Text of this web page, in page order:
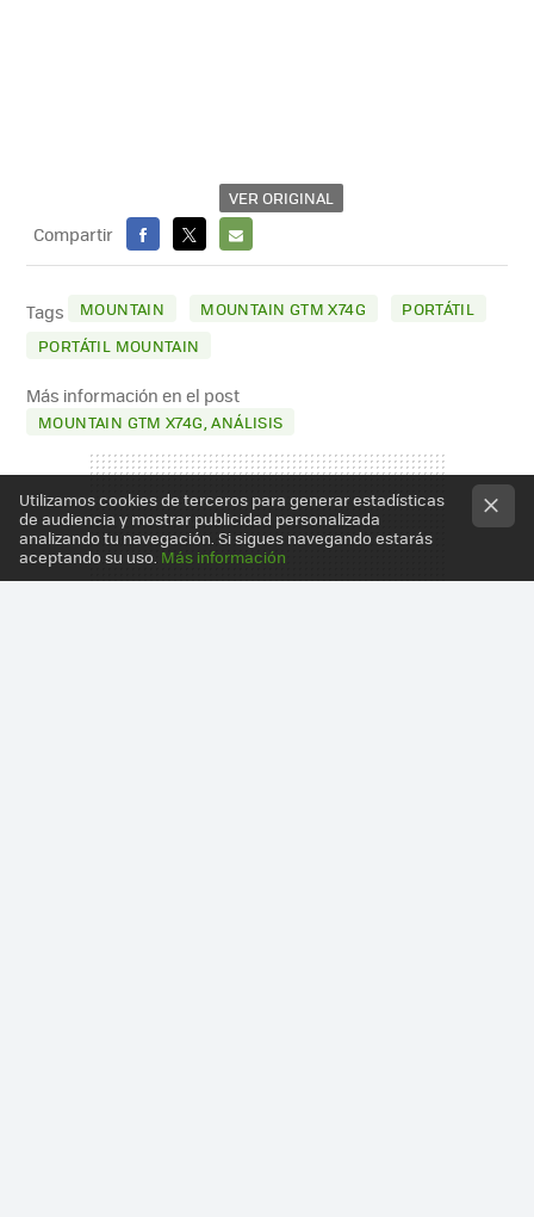
VER ORIGINAL
Compartir
FACEBOOK
X
E-
MAIL
Tags MOUNTAIN MOUNTAIN GTM X74G
PORTÁTIL
PORTÁTIL MOUNTAIN
Más información en el post
MOUNTAIN GTM X74G, ANÁLISIS
Utilizamos cookies de terceros para generar estadísticas
de audiencia y mostrar publicidad personalizada
analizando tu navegación. Si sigues navegando estarás
aceptando su uso. Más información